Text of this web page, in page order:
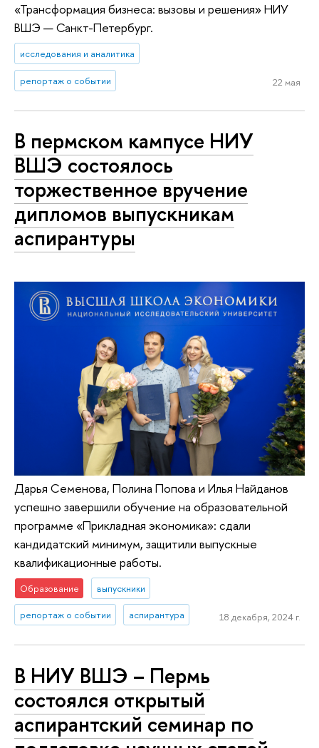
«Трансформация бизнеса: вызовы и решения» НИУ
ВШЭ — Санкт-Петербург.
исследования и аналитика
репортаж о событии 22 мая
В пермском кампусе НИУ
ВШЭ состоялось
торжественное вручение
дипломов выпускникам
аспирантуры
Дарья Семенова, Полина Попова и Илья Найданов
успешно завершили обучение на образовательной
программе «Прикладная экономика»: сдали
кандидатский минимум, защитили выпускные
квалификационные работы.
Образование выпускники
репортаж о событии аспирантура 18 декабря, 2024 г.
В НИУ ВШЭ – Пермь
состоялся открытый
аспирантский семинар по